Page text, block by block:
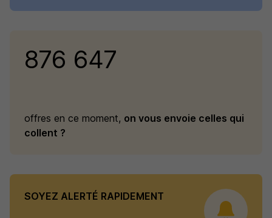
876 647
offres en ce moment, on vous envoie celles qui
collent ?
SOYEZ ALERTÉ RAPIDEMENT